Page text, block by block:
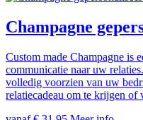
Champagne
Custom made Champagne is
communicatie naar uw
volledig voorzien van uw
relatiecadeau om te krijgen of